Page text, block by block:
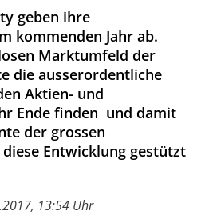
geben ihre
kommenden Jahr ab.
Marktumfeld der
die ausserordentliche
Aktien- und
Ende finden  und damit
der grossen
Entwicklung gestützt
13:54 Uhr